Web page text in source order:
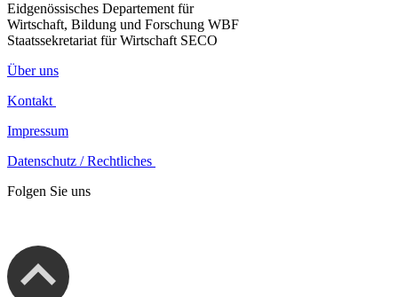
Eidgenössisches Departement für
Wirtschaft, Bildung und Forschung WBF
Staatssekretariat für Wirtschaft SECO
Über uns
Kontakt
Impressum
Datenschutz / Rechtliches
Folgen Sie uns